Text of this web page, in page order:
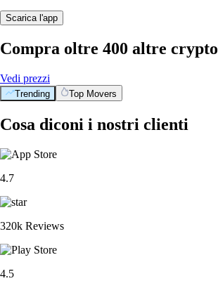
Scarica l'app
Compra oltre 400 altre crypto
Vedi prezzi
Trending Top Movers
Cosa diconi i nostri clienti
4.7
320k Reviews
4.5